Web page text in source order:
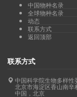
中国物种名录
全球物种名录
动态
联系方式
返回顶部
联系方式
中国科学院生物多样性
北京市海淀区香山南辛
中国，北京